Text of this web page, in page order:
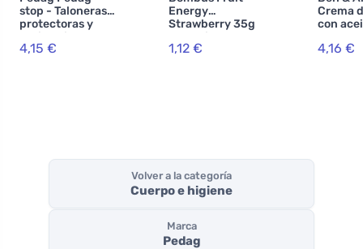
stop - Taloneras
protectoras y
antideslizantes
para la zona del
4,15 €
Energy
Strawberry 35g
Gummies
1,12 €
Crema
con
-
4,16 €
Volver a la categoría
Cuerpo e higiene
Marca
Pedag